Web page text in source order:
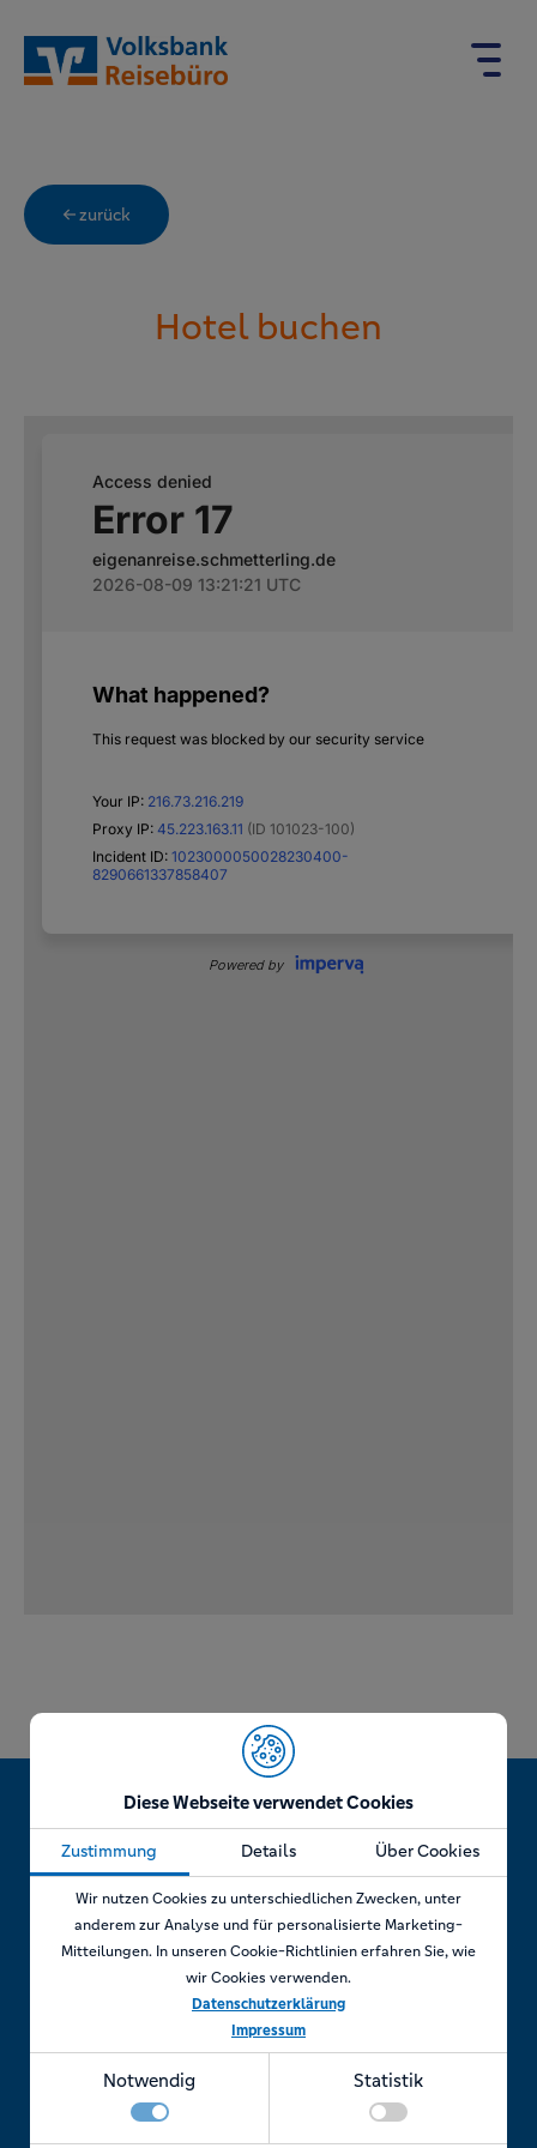
Diese Webseite verwendet Cookies
Zustimmung Details Über Cookies
Wir nutzen Cookies zu unterschiedlichen Zwecken, unter
anderem zur Analyse und für personalisierte Marketing-
Mitteilungen. In unseren Cookie-Richtlinien erfahren Sie, wie
wir Cookies verwenden.
Datenschutzerklärung
Impressum
Notwendig Statistik
← zurück
Hotel buchen
Jetzt Termin vereinbaren!
Telefonisch
+49 7841 69 11880